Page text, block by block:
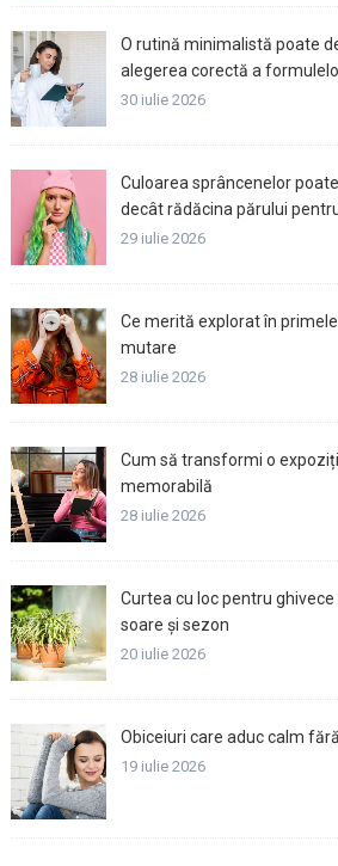
O rutină minimalistă poate
alegerea corectă a
30 iulie 2026
Culoarea sprâncenelor
decât rădăcina părului
29 iulie 2026
Ce merită explorat în
mutare
28 iulie 2026
Cum să transformi o
memorabilă
28 iulie 2026
Curtea cu loc pentru
soare și sezon
20 iulie 2026
Obiceiuri care aduc calm
19 iulie 2026